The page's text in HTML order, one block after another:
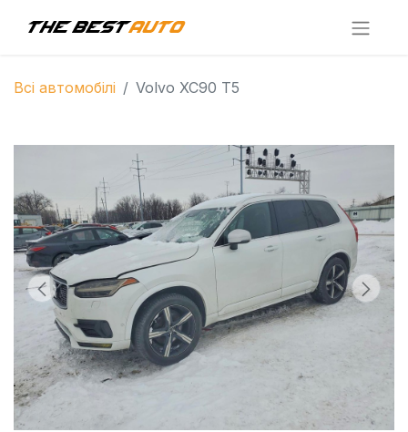
Всі автомобілі Volvo XC90 T5